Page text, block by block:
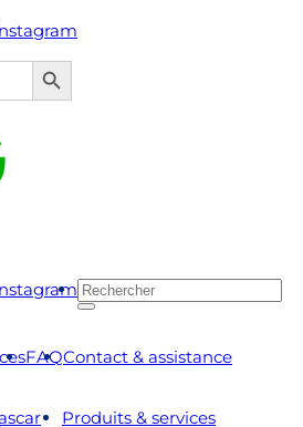
Search Button
FAQContact & assistance
Produits & services